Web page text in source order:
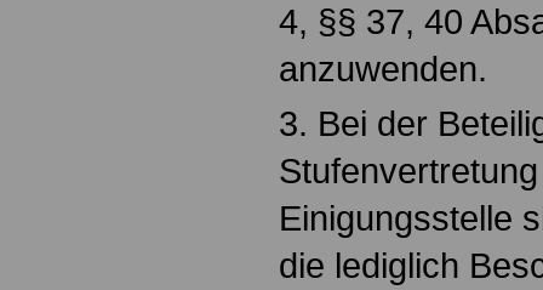
4, §§ 37, 40
anzuwenden.
3. Bei der
Einigungsstelle
die lediglich